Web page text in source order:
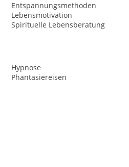
Entspannungsmethoden
Lebensmotivation
Spirituelle Lebensberatung
Hypnose
Phantasiereisen